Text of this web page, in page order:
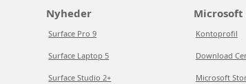
Nyheder
Surface Pro 9
Surface Laptop 5
Surface Studio 2+
Microsoft
Kontoprofil
Download
Microsoft